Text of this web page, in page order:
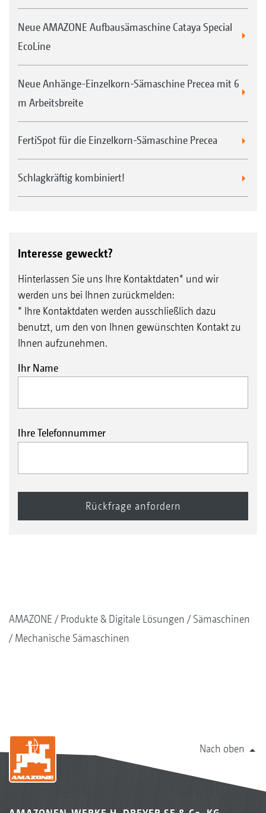
Neue AMAZONE Aufbausämaschine Cataya Special
EcoLine
Neue Anhänge-Einzelkorn-Sämaschine Precea mit 6
m Arbeitsbreite
FertiSpot für die Einzelkorn-Sämaschine Precea
Schlagkräftig kombiniert!
Interesse geweckt?
Hinterlassen Sie uns Ihre Kontaktdaten* und wir
werden uns bei Ihnen zurückmelden:
* Ihre Kontaktdaten werden ausschließlich dazu
benutzt, um den von Ihnen gewünschten Kontakt zu
Ihnen aufzunehmen.
Ihr Name
Ihre Telefonnummer
AMAZONE Produkte & Digitale Lösungen
Sämaschinen
Mechanische Sämaschinen
Nach oben